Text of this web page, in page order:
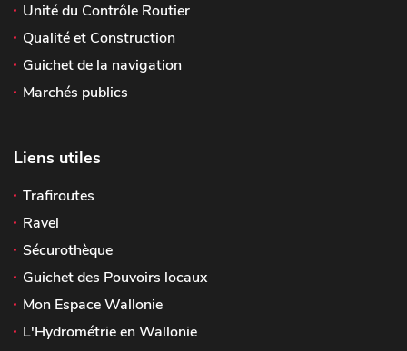
Unité du Contrôle Routier
Qualité et Construction
Guichet de la navigation
Marchés publics
Liens utiles
Trafiroutes
Ravel
Sécurothèque
Guichet des Pouvoirs locaux
Mon Espace Wallonie
L'Hydrométrie en Wallonie